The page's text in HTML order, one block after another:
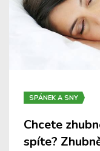
SPÁNEK A SNY
Chcete
spíte?